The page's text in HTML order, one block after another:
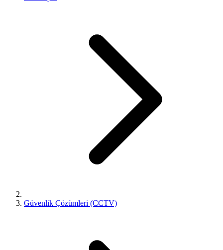
Güvenlik Çözümleri (CCTV)